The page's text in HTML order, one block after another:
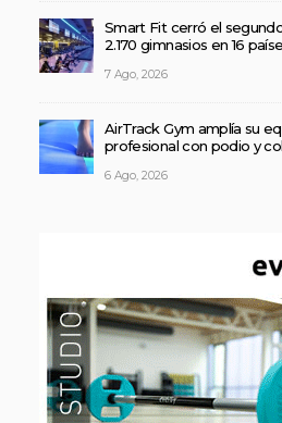
Smart Fit cerró el
2.170 gimnasios en 16
7 Ago, 2026
AirTrack Gym amplía su
profesional con podio y
6 Ago, 2026